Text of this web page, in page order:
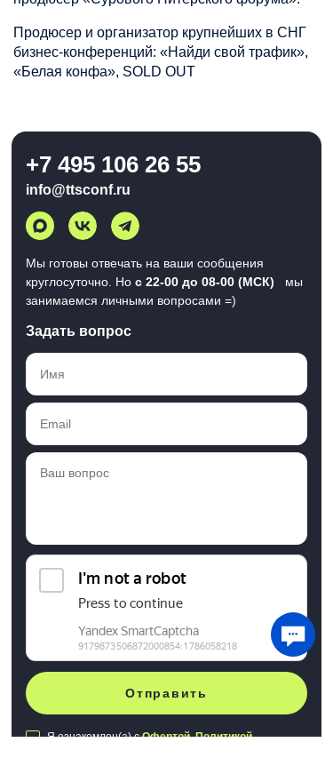
Продюсер и организатор крупнейших в СНГ
бизнес-конференций: «Найди свой трафик»,
«Белая конфа», SOLD OUT
+7 495 106 26 55
info@ttsconf.ru
Мы готовы отвечать на ваши сообщения
круглосуточно. Но с 22-00 до 08-00 (МСК)
мы
занимаемся личными вопросами =)
Задать вопрос
Отправить
Я ознакомлен(а) сОфертой,Политикой